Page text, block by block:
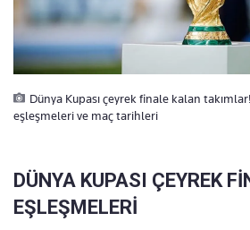
Dünya Kupası çeyrek finale kalan
eşleşmeleri ve maç tarihleri
DÜNYA KUPASI ÇEYREK
EŞLEŞMELERİ